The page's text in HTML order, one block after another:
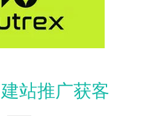
建站推广获客